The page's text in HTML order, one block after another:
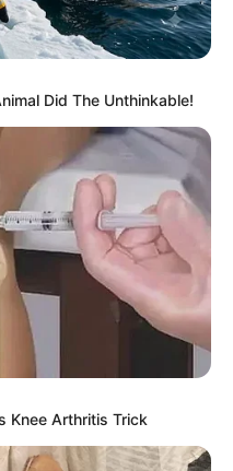
Did The Unthinkable!
Knee Arthritis Trick